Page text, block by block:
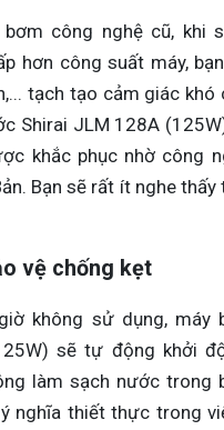
công nghệ cũ, khi
hơn công suất máy,
tạch tạo cảm giác khó
Shirai JLM 128A
khắc phục nhờ công
Bạn sẽ rất ít nghe
vệ chống kẹt
không sử dụng, máy
sẽ tự động khởi
làm sạch nước trong
nghĩa thiết thực trong